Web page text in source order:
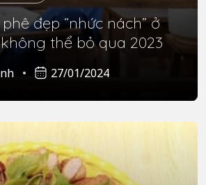
đẹp “nhức nách” ở
thể bỏ qua 2023
27/01/2024